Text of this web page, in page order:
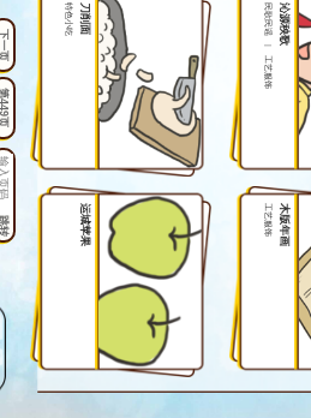
11
12
16
沁源秧歌
民歌民谣
|
工艺服饰
木版年画
工艺服饰
刀削面
特色小吃
运城苹果
页
页
转